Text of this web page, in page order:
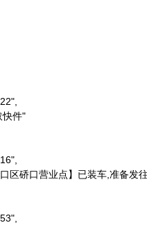
快件"
硚口区硚口营业点】已装车,准备